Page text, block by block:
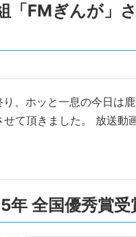
「FMぎんが」
、ホッと一息の今日は
せて頂きました。 放
全国優秀賞受